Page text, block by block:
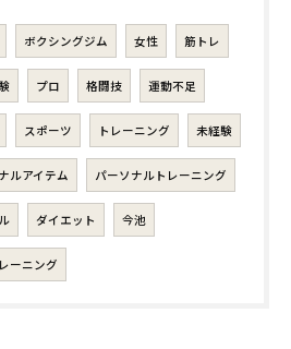
ボクシングジム 女性 筋トレ
プロ 格闘技 運動不足
スポーツ トレーニング 未経験
ルアイテム パーソナルトレーニング
ダイエット 今池
ーニング